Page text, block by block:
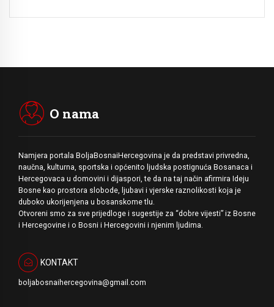
O nama
Namjera portala BoljaBosnaiHercegovina je da predstavi privredna,
naučna, kulturna, sportska i općenito ljudska postignuća Bosanaca i
Hercegovaca u domovini i dijaspori, te da na taj način afirmira Ideju
Bosne kao prostora slobode, ljubavi i vjerske raznolikosti koja je
duboko ukorijenjena u bosanskome tlu.
Otvoreni smo za sve prijedloge i sugestije za “dobre vijesti” iz Bosne
i Hercegovine i o Bosni i Hercegovini i njenim ljudima.
KONTAKT
boljabosnaihercegovina@gmail.com